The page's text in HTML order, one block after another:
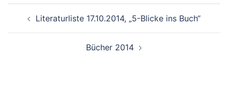
Literaturliste 17.10.2014, „5-Blicke ins Buch“
Bücher 2014